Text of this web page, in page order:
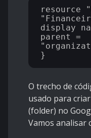
resource
parent =
O trecho de
usado para
(folder) no
Vamos analisar